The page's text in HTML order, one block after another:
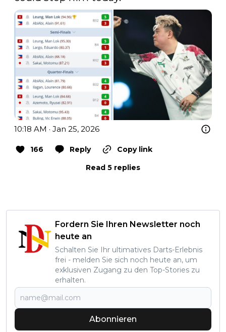
10:18 AM · Jan 25, 2026
166 Reply
Copy link
Read 5 replies
Fordern Sie Ihren Newsletter noch
heute an
Schalten Sie Ihr ultimatives Darts-Erlebnis
frei - melden Sie sich noch heute an, um
exklusiven Zugang zu den Top-Stories zu
erhalten.
Abonnieren